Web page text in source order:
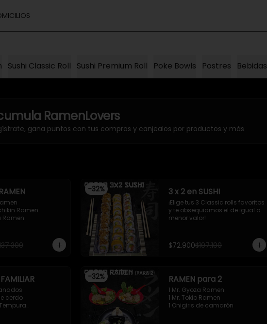
Sushi Classic Roll Sushi Premium Roll Poke Bowls Postres Bebidas
RamenLovers
gana puntos con tus compras y canjealos por productos y más
Ramen
Ramen
-32% 3 x 2 en SUSHI
¡Elige tus 3 Classic rolls favoritos
y te obsequiamos el de igual o
menor valor!
$72.900$107.100
cerdo
-32% RAMEN para 2
1 Mr. Gyoza Ramen
1 Mr. Tokio Ramen
1 Onigiris de camarón